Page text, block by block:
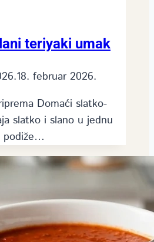
teriyaki umak
18. februar 2026.
Domaći slatko-
slatko i slano u jednu
podiže…